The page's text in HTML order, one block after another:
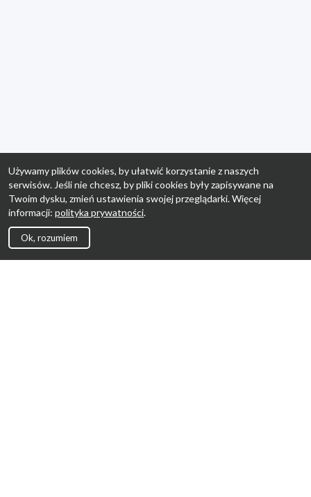
Używamy plików cookies, by ułatwić korzystanie z naszych
serwisów. Jeśli nie chcesz, by pliki cookies były zapisywane na
Twoim dysku, zmień ustawienia swojej przeglądarki. Więcej
informacji: polityka prywatności.
Ok, rozumiem